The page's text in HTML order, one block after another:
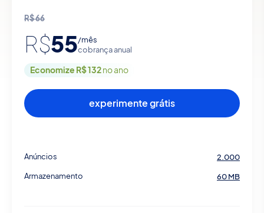
R$66
R$55/mês
cobrança anual
Economize R$ 132no ano
experimente grátis
Anúncios
2.000
Armazenamento
60 MB